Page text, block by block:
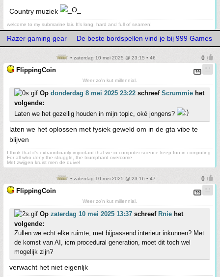
Country muziek
welcome to my submarine lair. It's long, hard and full of seamen!
Razer gaming gear De beste bordspellen vind je bij 999 Games
• zaterdag 10 mei 2025 @ 23:15 • 46
FlippingCoin
Weer zo'n kut millennial.
Op donderdag 8 mei 2025 23:22 schreef Scrummie het
volgende:
Laten we het gezellig houden in mijn topic, oké jongens?
laten we het oplossen met fysiek geweld om in de gta vibe te
blijven
I think that it’s extraordinarily important that we in computer science keep fun in computing
For all who deny the struggle, the triumphant overcome
Met zwijgen kruist men de duivel
• zaterdag 10 mei 2025 @ 23:16 • 47
FlippingCoin
Weer zo'n kut millennial.
Op zaterdag 10 mei 2025 13:37 schreef Rnie het
volgende:
Zullen we echt elke ruimte, met bijpassend interieur inkunnen? Met
de komst van AI, icm procedural generation, moet dit toch wel
mogelijk zijn?
verwacht het niet eigenljk